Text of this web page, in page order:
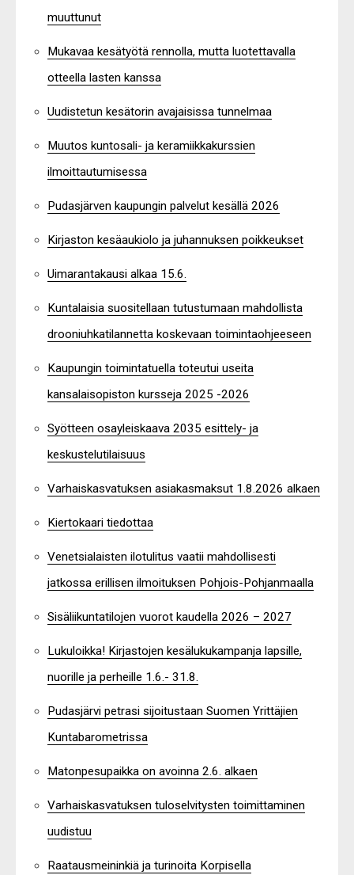
muuttunut
Mukavaa kesätyötä rennolla, mutta luotettavalla
otteella lasten kanssa
Uudistetun kesätorin avajaisissa tunnelmaa
Muutos kuntosali- ja keramiikkakurssien
ilmoittautumisessa
Pudasjärven kaupungin palvelut kesällä 2026
Kirjaston kesäaukiolo ja juhannuksen poikkeukset
Uimarantakausi alkaa 15.6.
Kuntalaisia suositellaan tutustumaan mahdollista
drooniuhkatilannetta koskevaan toimintaohjeeseen
Kaupungin toimintatuella toteutui useita
kansalaisopiston kursseja 2025 -2026
Syötteen osayleiskaava 2035 esittely- ja
keskustelutilaisuus
Varhaiskasvatuksen asiakasmaksut 1.8.2026 alkaen
Kiertokaari tiedottaa
Venetsialaisten ilotulitus vaatii mahdollisesti
jatkossa erillisen ilmoituksen Pohjois-Pohjanmaalla
Sisäliikuntatilojen vuorot kaudella 2026 – 2027
Lukuloikka! Kirjastojen kesälukukampanja lapsille,
nuorille ja perheille 1.6.- 31.8.
Pudasjärvi petrasi sijoitustaan Suomen Yrittäjien
Kuntabarometrissa
Matonpesupaikka on avoinna 2.6. alkaen
Varhaiskasvatuksen tuloselvitysten toimittaminen
uudistuu
Raatausmeininkiä ja turinoita Korpisella